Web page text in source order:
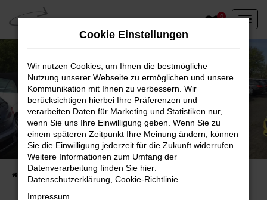
Zum
Hauptinhalt
springen
0
Unser Fahrzeugbestand vor Ort
Entdecken Sie unsere sofort verfügbaren
Fahrzeugangebote
Cookie Einstellungen
Wir nutzen Cookies, um Ihnen die bestmögliche
Nutzung unserer Webseite zu ermöglichen und unsere
Kommunikation mit Ihnen zu verbessern. Wir
berücksichtigen hierbei Ihre Präferenzen und
verarbeiten Daten für Marketing und Statistiken nur,
wenn Sie uns Ihre Einwilligung geben. Wenn Sie zu
einem späteren Zeitpunkt Ihre Meinung ändern, können
Sie die Einwilligung jederzeit für die Zukunft widerrufen.
Weitere Informationen zum Umfang der
Datenverarbeitung finden Sie hier:
Datenschutzerklärung Cookie-Richtlinie
Impressum